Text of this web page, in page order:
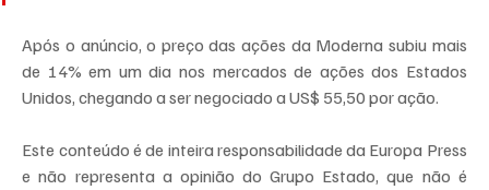
Após o anúncio, o preço das ações da Moderna subiu mais
de 14% em um dia nos mercados de ações dos Estados
Unidos, chegando a ser negociado a US$ 55,50 por ação.
Este conteúdo é de inteira responsabilidade da Europa Press
e não representa a opinião do Grupo Estado, que não é